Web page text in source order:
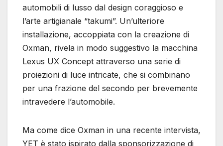
automobili di lusso dal design coraggioso e
l’arte artigianale “takumi”. Un’ulteriore
installazione, accoppiata con la creazione di
Oxman, rivela in modo suggestivo la macchina
Lexus UX Concept attraverso una serie di
proiezioni di luce intricate, che si combinano
per una frazione del secondo per brevemente
intravedere l’automobile.
Ma come dice Oxman in una recente intervista,
YET è stato ispirato dalla sponsorizzazione di